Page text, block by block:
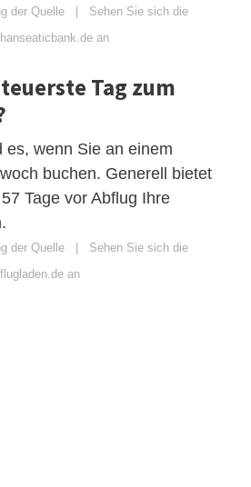
der Quelle | Sehen Sie sich die
an
Tag zum
es, wenn Sie an einem
buchen. Generell bietet
Tage vor Abflug Ihre
der Quelle | Sehen Sie sich die
an